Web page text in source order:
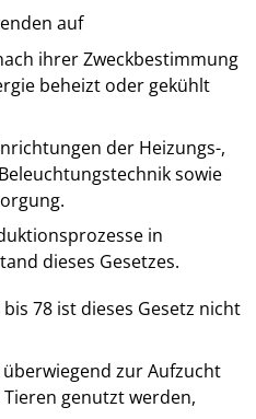
auf
ihrer Zweckbestimmung
beheizt oder gekühlt
der Heizungs-,
sowie
in
dieses Gesetzes.
78 ist dieses Gesetz nicht
zur Aufzucht
genutzt werden,